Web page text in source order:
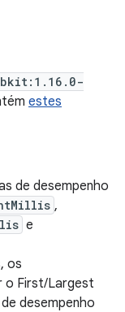
estes
de desempenho
,
e
os
o First/Largest
desempenho